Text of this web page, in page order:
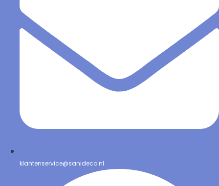
klantenservice@sanideco.nl